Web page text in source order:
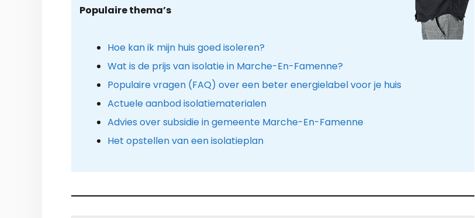
Populaire thema’s
Hoe kan ik mijn huis goed isoleren?
Wat is de prijs van isolatie in Marche-En-Famenne?
Populaire vragen (FAQ) over een beter energielabel voor je huis
Actuele aanbod isolatiematerialen
Advies over subsidie in gemeente Marche-En-Famenne
Het opstellen van een isolatieplan